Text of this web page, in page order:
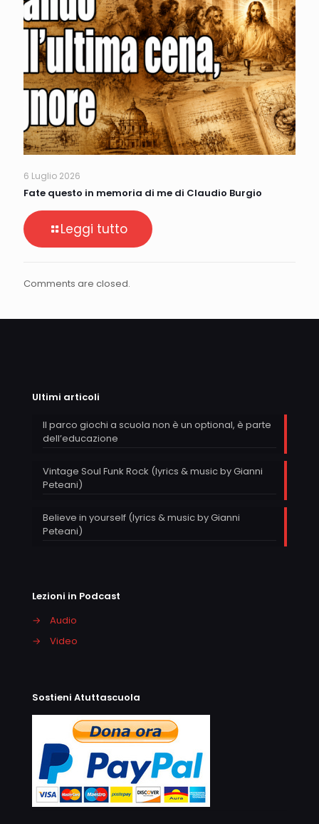
6 Luglio 2026
Fate questo in memoria di me di Claudio Burgio
Leggi tutto
Comments are closed.
Ultimi articoli
Il parco giochi a scuola non è un optional, è parte
dell’educazione
Vintage Soul Funk Rock (lyrics & music by Gianni
Peteani)
Believe in yourself (lyrics & music by Gianni
Peteani)
Lezioni in Podcast
→
Audio
→
Video
Sostieni Atuttascuola